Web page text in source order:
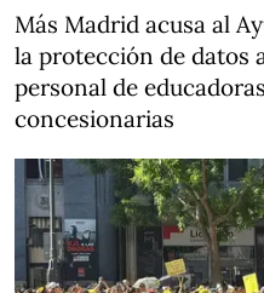
Más Madrid acusa al
la protección de datos
personal de
concesionarias